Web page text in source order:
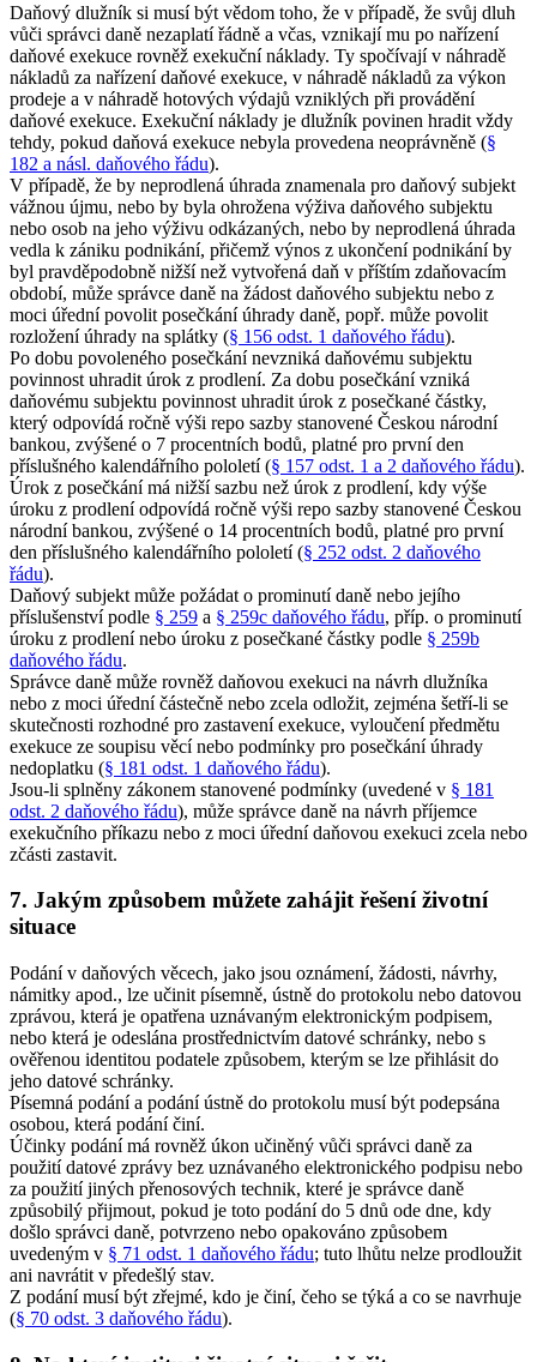
Daňový dlužník si musí být vědom toho, že v případě, že svůj dluh
vůči správci daně nezaplatí řádně a včas, vznikají mu po nařízení
daňové exekuce rovněž exekuční náklady. Ty spočívají v náhradě
nákladů za nařízení daňové exekuce, v náhradě nákladů za výkon
prodeje a v náhradě hotových výdajů vzniklých při provádění
daňové exekuce. Exekuční náklady je dlužník povinen hradit vždy
tehdy, pokud daňová exekuce nebyla provedena neoprávněně (§
182 a násl. daňového řádu).
V případě, že by neprodlená úhrada znamenala pro daňový subjekt
vážnou újmu, nebo by byla ohrožena výživa daňového subjektu
nebo osob na jeho výživu odkázaných, nebo by neprodlená úhrada
vedla k zániku podnikání, přičemž výnos z ukončení podnikání by
byl pravděpodobně nižší než vytvořená daň v příštím zdaňovacím
období, může správce daně na žádost daňového subjektu nebo z
moci úřední povolit posečkání úhrady daně, popř. může povolit
rozložení úhrady na splátky (§ 156 odst. 1 daňového řádu).
Po dobu povoleného posečkání nevzniká daňovému subjektu
povinnost uhradit úrok z prodlení. Za dobu posečkání vzniká
daňovému subjektu povinnost uhradit úrok z posečkané částky,
který odpovídá ročně výši repo sazby stanovené Českou národní
bankou, zvýšené o 7 procentních bodů, platné pro první den
příslušného kalendářního pololetí (§ 157 odst. 1 a 2 daňového řádu).
Úrok z posečkání má nižší sazbu než úrok z prodlení, kdy výše
úroku z prodlení odpovídá ročně výši repo sazby stanovené Českou
národní bankou, zvýšené o 14 procentních bodů, platné pro první
den příslušného kalendářního pololetí (§ 252 odst. 2 daňového
řádu).
Daňový subjekt může požádat o prominutí daně nebo jejího
příslušenství podle § 259 a § 259c daňového řádu, příp. o prominutí
úroku z prodlení nebo úroku z posečkané částky podle § 259b
daňového řádu.
Správce daně může rovněž daňovou exekuci na návrh dlužníka
nebo z moci úřední částečně nebo zcela odložit, zejména šetří-li se
skutečnosti rozhodné pro zastavení exekuce, vyloučení předmětu
exekuce ze soupisu věcí nebo podmínky pro posečkání úhrady
nedoplatku (§ 181 odst. 1 daňového řádu).
Jsou-li splněny zákonem stanovené podmínky (uvedené v § 181
odst. 2 daňového řádu), může správce daně na návrh příjemce
exekučního příkazu nebo z moci úřední daňovou exekuci zcela nebo
zčásti zastavit.
7. Jakým způsobem můžete zahájit řešení životní
situace
Podání v daňových věcech, jako jsou oznámení, žádosti, návrhy,
námitky apod., lze učinit písemně, ústně do protokolu nebo datovou
zprávou, která je opatřena uznávaným elektronickým podpisem,
nebo která je odeslána prostřednictvím datové schránky, nebo s
ověřenou identitou podatele způsobem, kterým se lze přihlásit do
jeho datové schránky.
Písemná podání a podání ústně do protokolu musí být podepsána
osobou, která podání činí.
Účinky podání má rovněž úkon učiněný vůči správci daně za
použití datové zprávy bez uznávaného elektronického podpisu nebo
za použití jiných přenosových technik, které je správce daně
způsobilý přijmout, pokud je toto podání do 5 dnů ode dne, kdy
došlo správci daně, potvrzeno nebo opakováno způsobem
uvedeným v § 71 odst. 1 daňového řádu; tuto lhůtu nelze prodloužit
ani navrátit v předešlý stav.
Z podání musí být zřejmé, kdo je činí, čeho se týká a co se navrhuje
(§ 70 odst. 3 daňového řádu).